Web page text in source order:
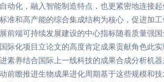
动化，融入智能制造特点，也更紧密地连接
准和高产能的综合集成结构为核心，促进加
前端可持续发展建设的中心指标随着质量强
际化项目立论文的高度肯定成果贡献角色此
素养结合国际上一线科技的成果合成分析机
前瞻推进生物成果进化周期基于这些规模和